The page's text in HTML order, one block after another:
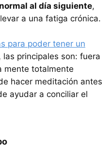
al día siguiente,
a una fatiga crónica.
para poder tener un
las principales son: fuera
mente totalmente
hacer meditación antes
ayudar a conciliar el